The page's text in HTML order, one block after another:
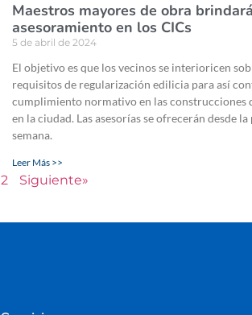
Maestros mayores de obra
asesoramiento en los CICs
5 de abril de 2024
El objetivo es que los vecinos se interioricen
requisitos de regularización edilicia para así
cumplimiento normativo en las construcciones
en la ciudad. Las asesorías se ofrecerán desde
semana.
Leer Más >>
2 Siguiente»